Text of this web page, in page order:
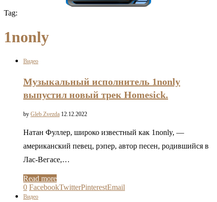
Tag:
1nonly
Видео
Музыкальный исполнитель 1nonly
выпустил новый трек Homesick.
by Gleb Zvezda 12.12.2022
Натан Фуллер, широко известный как 1nonly, —
американский певец, рэпер, автор песен, родившийся в
Лас-Вегасе,…
Read more
0 FacebookTwitterPinterestEmail
Видео